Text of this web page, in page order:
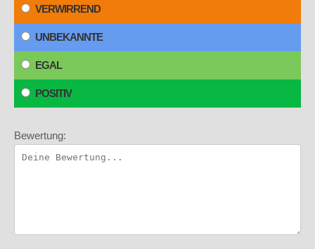
VERWIRREND
UNBEKANNTE
EGAL
POSITIV
Bewertung: